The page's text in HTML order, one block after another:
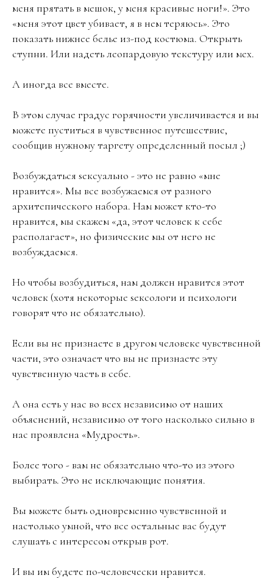
меня прятать в мешок, у меня красивые ноги!». Это
«меня этот цвет убивает, я в нем теряюсь». Это
показать нижнее белье из-под костюма. Открыть
ступни. Или надеть леопардовую текстуру или мех.
А иногда все вместе.
В этом случае градус горячности увеличивается и вы
можете пуститься в чувственное путешествие,
сообщив нужному таргету определенный посыл ;)
Возбуждаться sексуально - это не равно «мне
нравится». Мы все возбужаемся от разного
архитепического набора. Нам может кто-то
нравится, мы скажем «да, этот человек к себе
располагает», но физические мы от него не
возбуждаемся.
Но чтобы возбудиться, нам должен нравится этот
человек (хотя некоторые sексологи и психологи
говорят что не обязательно).
Если вы не признаете в другом человеке чувственной
части, это означает что вы не признаете эту
чувственную часть в себе.
А она есть у нас во всех независимо от наших
объяснений, независимо от того насколько сильно в
нас проявлена «Мудрость».
Более того - вам не обязательно что-то из этого
выбирать. Это не исключающие понятия.
Вы можете быть одновременно чувственной и
настолько умной, что все остальные вас будут
слушать с интересом открыв рот.
И вы им будете по-человечески нравится.